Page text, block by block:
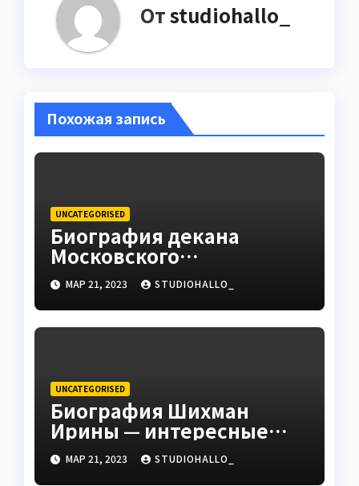
Отstudiohallo_
Похожая запись
UNCATEGORISED
Биография декана
Московского
государственного
университета Андрея
Сидорова — от студента
до руководителя
МАР 21, 2023 STUDIOHALLO_
UNCATEGORISED
Биография Шихман
Ирины — интересные
факты, достижения и
путь к успеху
МАР 21, 2023 STUDIOHALLO_